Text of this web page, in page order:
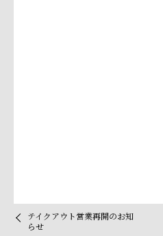
テイクアウト営業再開のお知
らせ